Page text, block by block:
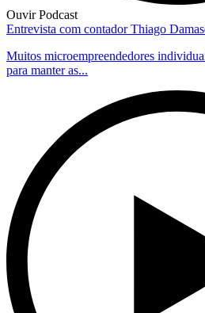
Ouvir Podcast
Entrevista com contador Thiago
Muitos microempreendedores
para manter as...